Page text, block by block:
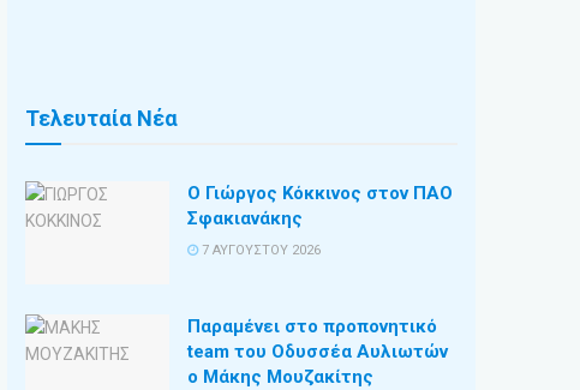
Τελευταία Νέα
Ο Γιώργος Κόκκινος στον ΠΑΟ
Σφακιανάκης
7 ΑΥΓΟΎΣΤΟΥ 2026
Παραμένει στο προπονητικό
team του Οδυσσέα Αυλιωτών
ο Μάκης Μουζακίτης